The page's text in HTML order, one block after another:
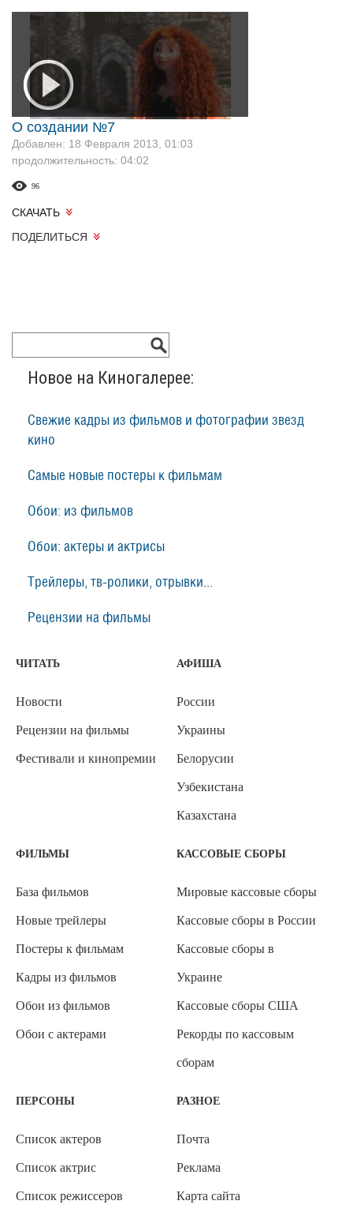
О создании №7
Добавлен: 18 Февраля 2013, 01:03
продолжительность: 04:02
96
СКАЧАТЬ
ПОДЕЛИТЬСЯ
Новое на Киногалерее:
Свежие кадры из фильмов и фотографии звезд
кино
Самые новые постеры к фильмам
Обои: из фильмов
Обои: актеры и актрисы
Трейлеры, тв-ролики, отрывки...
Рецензии на фильмы
ЧИТАТЬ
Новости
Рецензии на фильмы
Фестивали и кинопремии
АФИША
России
Украины
Белорусии
Узбекистана
Казахстана
ФИЛЬМЫ
База фильмов
Новые трейлеры
Постеры к фильмам
Кадры из фильмов
Обои из фильмов
Обои с актерами
КАССОВЫЕ СБОРЫ
Мировые кассовые сборы
Кассовые сборы в России
Кассовые сборы в
Украине
Кассовые сборы США
Рекорды по кассовым
сборам
ПЕРСОНЫ
Список актеров
Список актрис
Список режиссеров
РАЗНОЕ
Почта
Реклама
Карта сайта